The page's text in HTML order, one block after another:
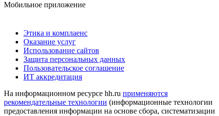
Мобильное приложение
Этика и комплаенс
Оказание услуг
Использование сайтов
Защита персональных данных
Пользовательское соглашение
ИТ аккредитация
На информационном ресурсе hh.ru применяются
рекомендательные технологии (информационные технологии
предоставления информации на основе сбора, систематизации